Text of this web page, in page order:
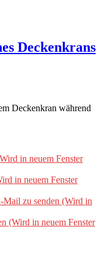
Deckenkrans
Deckenkran während
in neuem Fenster
in neuem Fenster
zu senden (Wird in
(Wird in neuem Fenster